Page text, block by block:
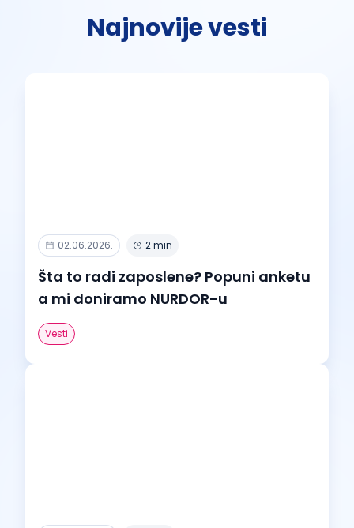
Najnovije vesti
02.06.2026. 2 min
Šta to radi zaposlene? Popuni anketu
a mi doniramo NURDOR-u
Vesti